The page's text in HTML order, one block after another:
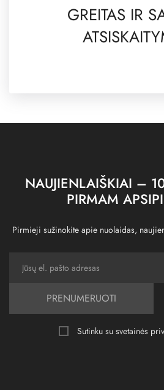
GREITAS IR
NAUJIENLAIŠKIAI –
PIRMAM
Pirmieji sužinokite apie nuolaidas,
PRENUMERUOTI
Sutinku su svetainės